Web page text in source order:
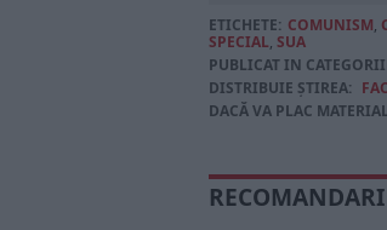
ETICHETE: COMUNISM,
SPECIAL, SUA
PUBLICAT IN
DISTRIBUIE ȘTIREA:
DACĂ VA PLAC